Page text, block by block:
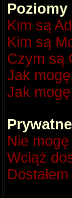
Kim są
Kim są
Czym są
Jak
Jak
Nie
Wciąż